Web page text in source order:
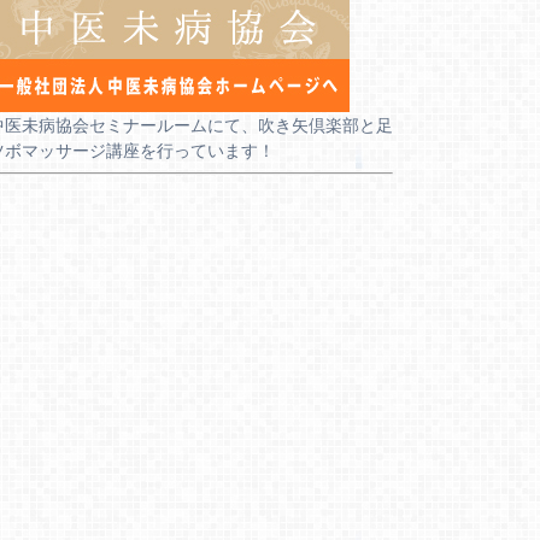
医未病協会セミナールームにて、吹き矢倶楽部と足
ボマッサージ講座を行っています！